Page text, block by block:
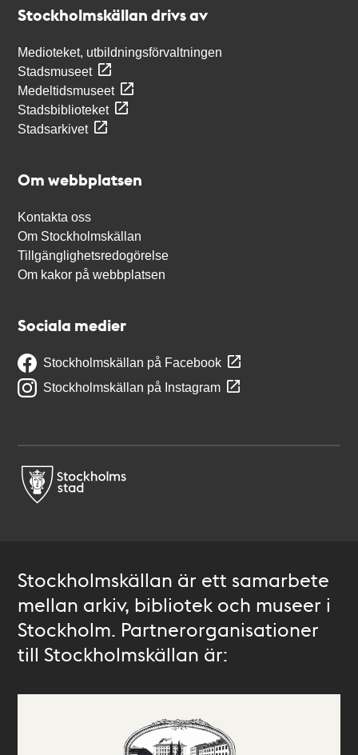
Stockholmskällan drivs av
Medioteket, utbildningsförvaltningen
Stadsmuseet
Medeltidsmuseet
Stadsbiblioteket
Stadsarkivet
Om webbplatsen
Kontakta oss
Om Stockholmskällan
Tillgänglighetsredogörelse
Om kakor på webbplatsen
Sociala medier
Stockholmskällan på Facebook
Stockholmskällan på Instagram
Stockholmskällan är ett samarbete
mellan arkiv, bibliotek och museer i
Stockholm. Partnerorganisationer
till Stockholmskällan är: